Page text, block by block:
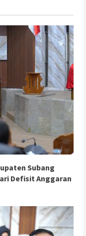
Subang
Defisit Anggaran